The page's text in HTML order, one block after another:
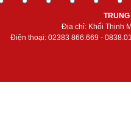
Địa chỉ: Khối Thịnh
Điện thoại: 02383 866.669 -